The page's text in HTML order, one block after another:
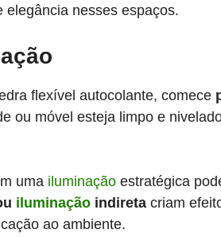
elegância nesses espaços.
flexível autocolante, comece
ou móvel esteja limpo e
uma iluminação estratégica
iluminação indireta criam
ao ambiente.